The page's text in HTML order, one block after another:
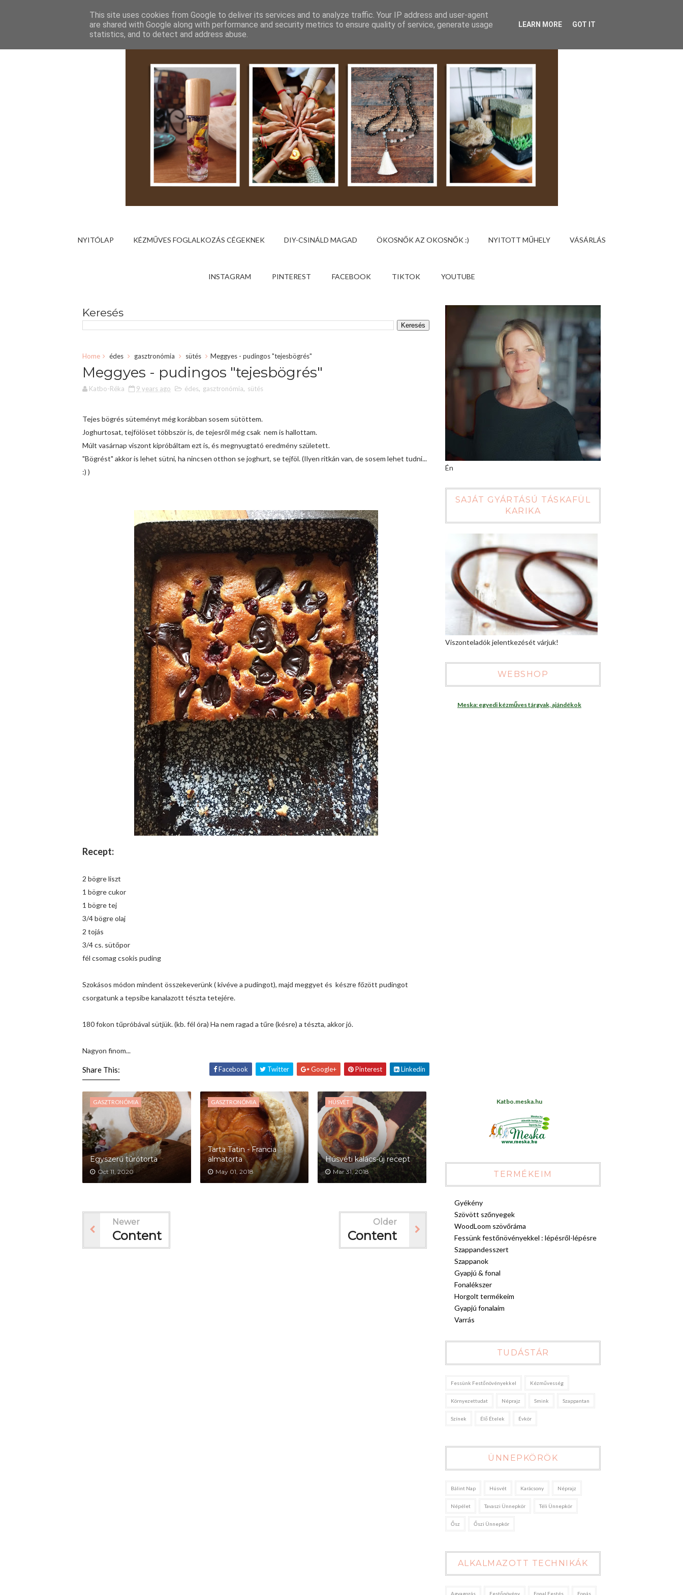
NYITÓLAP KÉZMŰVES FOGLALKOZÁS CÉGEKNEK DIY-CSINÁLD MAGAD ÖKOSNŐK AZ OKOSNŐK :) NYITOTT MŰHELY VÁSÁRLÁS
INSTAGRAM PINTEREST FACEBOOK TIKTOK YOUTUBE
Keresés
Home édes gasztronómia sütés Meggyes - pudingos "tejesbögrés"
Meggyes - pudingos "tejesbögrés"
Katbo-Réka 9 years ago édes, gasztronómia, sütés
Tejes bögrés süteményt még korábban sosem sütöttem.
Joghurtosat, tejfölöset többször is, de tejesről még csak nem is hallottam.
Múlt vasárnap viszont kipróbáltam ezt is, és megnyugtató eredmény született.
"Bögrést" akkor is lehet sütni, ha nincsen otthon se joghurt, se tejföl. (Ilyen ritkán van, de sosem lehet tudni...
:) )
Recept:
2 bögre liszt
1 bögre cukor
1 bögre tej
3/4 bögre olaj
2 tojás
3/4 cs. sütőpor
fél csomag csokis puding
Szokásos módon mindent összekeverünk ( kivéve a pudingot), majd meggyet és készre főzött pudingot
csorgatunk a tepsibe kanalazott tészta tetejére.
180 fokon tűpróbával sütjük. (kb. fél óra) Ha nem ragad a tűre (késre) a tészta, akkor jó.
Nagyon finom...
Share This: Facebook Twitter Google+ Pinterest Linkedin
GASZTRONÓMIA
Egyszerű túrótorta
Oct 11, 2020
GASZTRONÓMIA
Tarta Tatin - Francia
almatorta
May 01, 2018
HÚSVÉT
Húsvéti kalács-új recept
Mar 31, 2018
Newer
Content
Older
Content
Én
SAJÁT GYÁRTÁSÚ TÁSKAFÜL
KARIKA
Viszonteladók jelentkezését várjuk!
WEBSHOP
Meska: egyedi kézműves tárgyak, ajándékok
Katbo.meska.hu
TERMÉKEIM
Gyékény
Szövött szőnyegek
WoodLoom szövőráma
Fessünk festőnövényekkel : lépésről-lépésre
Szappandesszert
Szappanok
Gyapjú & fonal
Fonalékszer
Horgolt termékeim
Gyapjú fonalaim
Varrás
TUDÁSTÁR
Fessünk Festőnövényekkel Kézművesség
Környezettudat Néprajz Smink Szappantan
Színek Élő Ételek Évkör
ÜNNEPKÖRÖK
Bálint Nap Húsvét Karácsony Néprajz
Népélet Tavaszi Ünnepkör Téli Ünnepkör
Ősz Őszi Ünnepkör
ALKALMAZOTT TECHNIKÁK
Agyagozás Festőnövény Fonal Festés Fonás
This site uses cookies from Google to deliver its services and to analyze traffic. Your IP address and user-agent
are shared with Google along with performance and security metrics to ensure quality of service, generate usage
statistics, and to detect and address abuse.
LEARN MORE GOT IT